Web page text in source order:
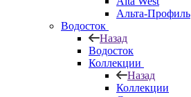
Альта-Профиль
Водосток
Назад
Водосток
Коллекции
Назад
Коллекции